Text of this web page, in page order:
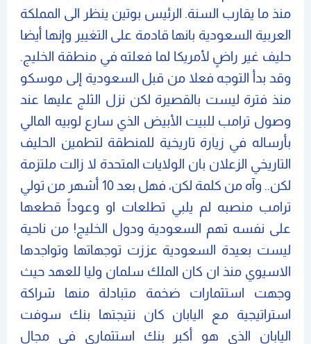
منذ ما يقارب السنة. الرئيس بوتين ينظر الى المملكة
العربية السعودية بانها قادمة على التغيير وإنها أيضا
حليف غير راضٍ لأمريكا لما فعلته في منطقة الخليج.
وقد بدأ التوجه فعلا من قبل السعودية إلى موسكو
منذ فترة ليست بالقصيرة لكن نزل الثلج عليها عند
وصول ترامب للبيت الأبيض الذي سارع لوبيه المالي
بأرساله في زيارة تاريخية للمنطقة لتطمين الحليف
التاريخي الزعلان بان الولايات المتحدة لا زالت ملتزمة
لكن.. وآه من كلمة لكن، فهل بعد 10 أشهر من تولي
ترامب منصبه لم يلبي تطلعات او وعوداً قطعها
على نفسه تهم السعودية ودول الخليج! من ناحية
ليست بعيدة السعودية عززت توجهاتها وتواجدها
الاسيوي منذ ان كان الملك سلمان وليا للعهد حيث
وجهت استثمارات ضخمة متبادلة منها شراكة
استراتيجية مع اليابان كان نتيجتها بنك سوفت
اليابان الذي هو أكبر بنك استثماري في مجال